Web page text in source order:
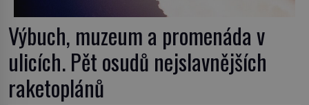
Výbuch, muzeum a promenáda v
ulicích. Pět osudů nejslavnějších
raketoplánů